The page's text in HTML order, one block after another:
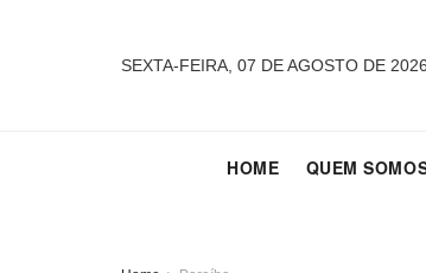
SEXTA-FEIRA, 07 DE AGOSTO DE 2026
HOME QUEM